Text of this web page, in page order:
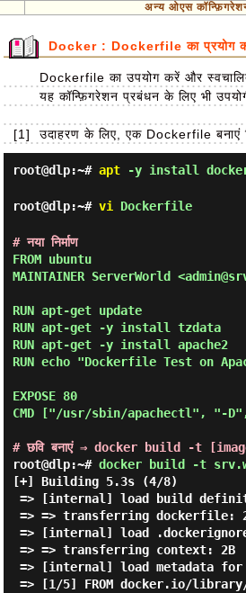
अन्य ओएस
Docker : Dockerfile का प्रयोग
Dockerfile का उपयोग करें और
यह कॉन्फ़िगरेशन प्रबंधन के लिए भी
[1] उदाहरण के लिए, एक Dockerfile बनाएं
root@dlp:~# apt -y install
root@dlp:~# vi Dockerfile
# नया निर्माण
FROM ubuntu
MAINTAINER ServerWorld
RUN apt-get update
RUN apt-get -y install tzdata
RUN apt-get -y install apache2
RUN echo "Dockerfile Test on
EXPOSE 80
CMD ["/usr/sbin/apachectl", "-D",
# छवि बनाएं ⇒ docker build -t
root@dlp:~# docker build -t
[+] Building 5.3s (4/8)